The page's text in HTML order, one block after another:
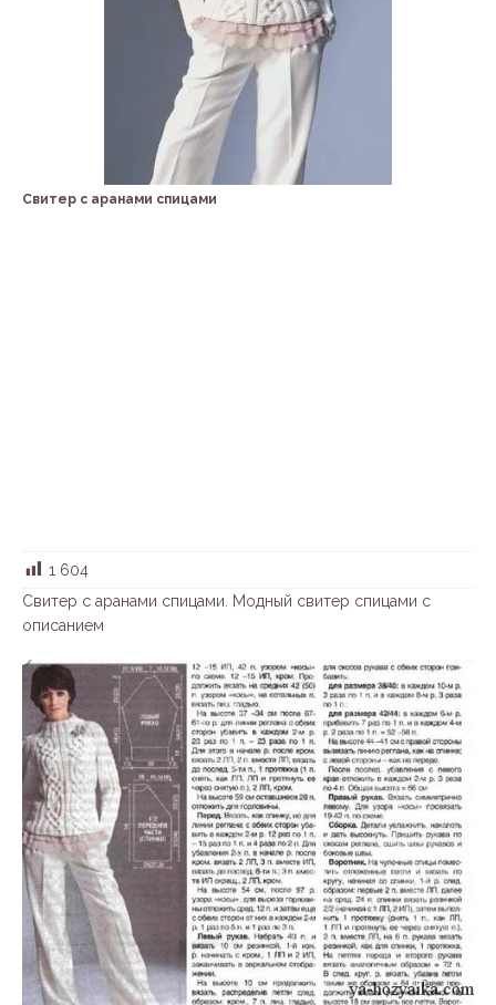
Свитер с аранами спицами
1 604
Свитер с аранами спицами. Модный свитер спицами с
описанием